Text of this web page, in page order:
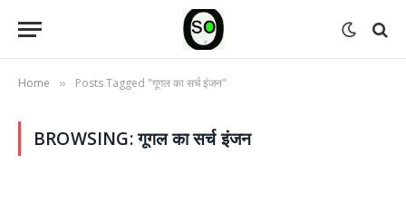
Home » Posts Tagged "गूगल का सर्च इंजन"
BROWSING:गूगल का सर्च इंजन